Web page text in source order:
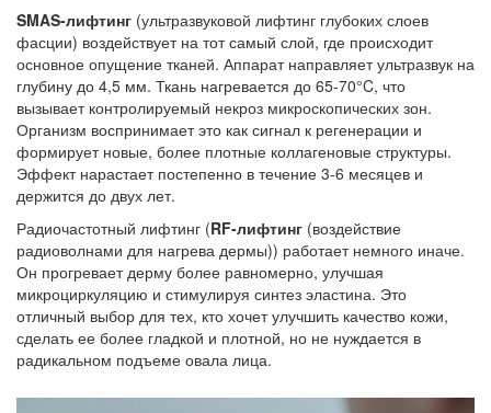
SMAS-лифтинг (ультразвуковой лифтинг глубоких слоев
фасции) воздействует на тот самый слой, где происходит
основное опущение тканей. Аппарат направляет ультразвук на
глубину до 4,5 мм. Ткань нагревается до 65-70°C, что
вызывает контролируемый некроз микроскопических зон.
Организм воспринимает это как сигнал к регенерации и
формирует новые, более плотные коллагеновые структуры.
Эффект нарастает постепенно в течение 3-6 месяцев и
держится до двух лет.
Радиочастотный лифтинг (RF-лифтинг (воздействие
радиоволнами для нагрева дермы)) работает немного иначе.
Он прогревает дерму более равномерно, улучшая
микроциркуляцию и стимулируя синтез эластина. Это
отличный выбор для тех, кто хочет улучшить качество кожи,
сделать ее более гладкой и плотной, но не нуждается в
радикальном подъеме овала лица.